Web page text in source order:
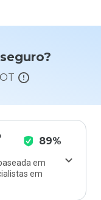
89%
em
em